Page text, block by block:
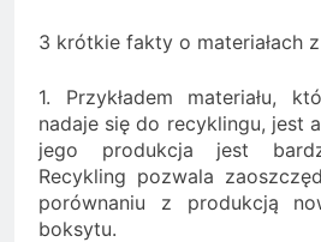
3 krótkie fakty o materiałach
1. Przykładem materiału,
nadaje się do recyklingu, jest
jego produkcja jest
Recykling pozwala
porównaniu z produkcją
boksytu.